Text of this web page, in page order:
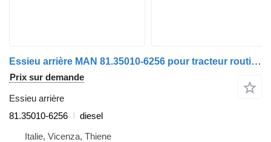
Essieu arrière MAN 81.35010-6256 pour tracteur routier MAN TGX
Prix sur demande
Essieu arrière
81.35010-6256
diesel
Italie, Vicenza, Thiene